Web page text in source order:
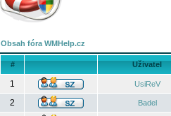
Obsah fóra WMHelp.cz
# Uživatel
1 UsiReV
2 Badel